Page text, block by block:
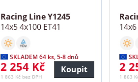
Racing Line Y1245
14x5 4x100 ET41
SKLADEM 64 ks, 5-8 dnů
2 254 Kč
1 863 Kč bez DPH
Koupit 2
1 863